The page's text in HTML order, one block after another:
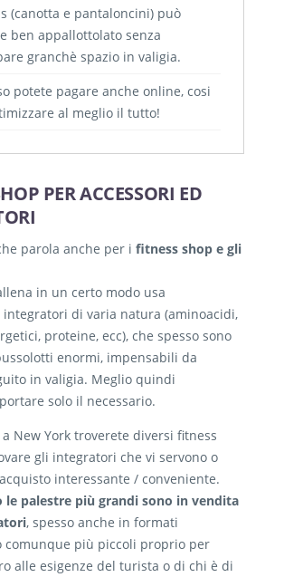
(canotta e pantaloncini) può
ben appallottolato senza
granchè spazio in valigia.
potete pagare anche online, cosi
al meglio il tutto!
PER ACCESSORI ED
parola anche per i fitness shop e gli
in un certo modo usa
di varia natura (aminoacidi,
proteine, ecc), che spesso sono
enormi, impensabili da
in valigia. Meglio quindi
solo il necessario.
New York troverete diversi fitness
gli integratori che vi servono o
interessante / conveniente.
le palestre più grandi sono in vendita
, spesso anche in formati
comunque più piccoli proprio per
alle esigenze del turista o di chi è di